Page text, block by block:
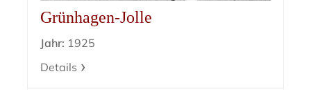
Grünhagen-Jolle
Jahr: 1925
Details